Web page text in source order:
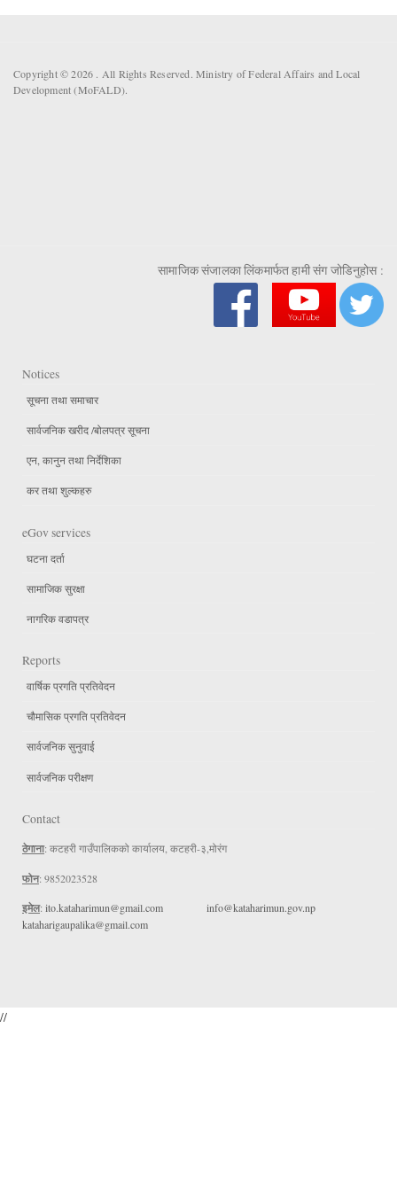
Copyright © 2026 . All Rights Reserved. Ministry of Federal Affairs and Local
Development (MoFALD).
सामाजिक संजालका लिंकमार्फत हामी संग जोडिनुहोस :
Notices
सूचना तथा समाचार
सार्वजनिक खरीद /बोलपत्र सूचना
एन, कानुन तथा निर्देशिका
कर तथा शुल्कहरु
eGov services
घटना दर्ता
सामाजिक सुरक्षा
नागरिक वडापत्र
Reports
वार्षिक प्रगति प्रतिवेदन
चौमासिक प्रगति प्रतिवेदन
सार्वजनिक सुनुवाई
सार्वजनिक परीक्षण
Contact
ठेगाना: कटहरी गाउँपालिकको कार्यालय, कटहरी-३,मोरंग
फोन: 9852023528
इमेल: ito.kataharimun@gmail.com
info@kataharimun.gov.np
kataharigaupalika@gmail.com
//